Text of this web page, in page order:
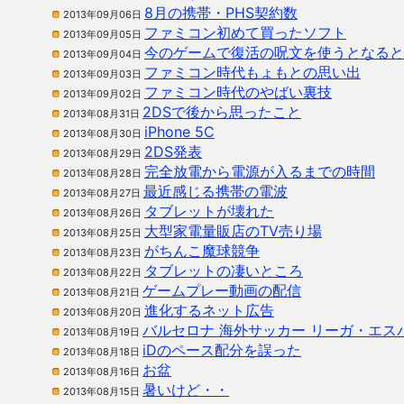
2013年09月06日 8月の携帯・PHS契約数
2013年09月05日 ファミコン初めて買ったソフト
2013年09月04日 今のゲームで復活の呪文を使うとなると
2013年09月03日 ファミコン時代もょもとの思い出
2013年09月02日 ファミコン時代のやばい裏技
2013年08月31日 2DSで後から思ったこと
2013年08月30日 iPhone 5C
2013年08月29日 2DS発表
2013年08月28日 完全放電から電源が入るまでの時間
2013年08月27日 最近感じる携帯の電波
2013年08月26日 タブレットが壊れた
2013年08月25日 大型家電量販店のTV売り場
2013年08月23日 がちんこ魔球競争
2013年08月22日 タブレットの凄いところ
2013年08月21日 ゲームプレー動画の配信
2013年08月20日 進化するネット広告
2013年08月19日 バルセロナ 海外サッカー リーガ・エス
2013年08月18日 iDのペース配分を誤った
2013年08月16日 お盆
2013年08月15日 暑いけど・・